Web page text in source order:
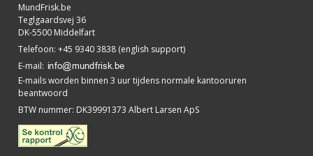
MundFrisk.be
Teglgaardsvej 36
DK-5500 Middelfart
Telefoon: +45 9340 3838 (english support)
E-mail:
E-mails worden binnen 3 uur tijdens normale kantooruren
beantwoord
BTW nummer: DK39991373 Albert Larsen ApS